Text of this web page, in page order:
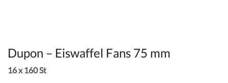
Dupon – Eiswaffel Fans 75 mm
16 x 160 St